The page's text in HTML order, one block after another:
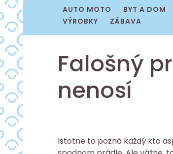
AUTO MOTO BYT A DOM
VÝROBKY
ZÁBAVA
Falošný
nenosí
Istotne to pozná každý kto